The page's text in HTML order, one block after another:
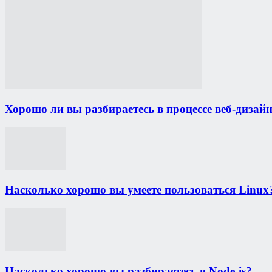
Хорошо ли вы разбираетесь в процессе веб-
Насколько хорошо вы умеете пользоваться